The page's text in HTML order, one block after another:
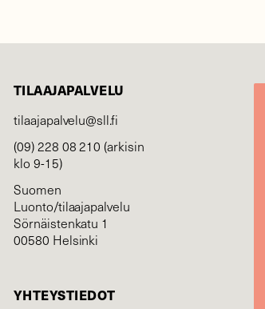
TILAAJAPALVELU
tilaajapalvelu@sll.fi
(09) 228 08 210 (arkisin
klo 9-15)
Suomen
Luonto/tilaajapalvelu
Sörnäistenkatu 1
00580 Helsinki
YHTEYSTIEDOT